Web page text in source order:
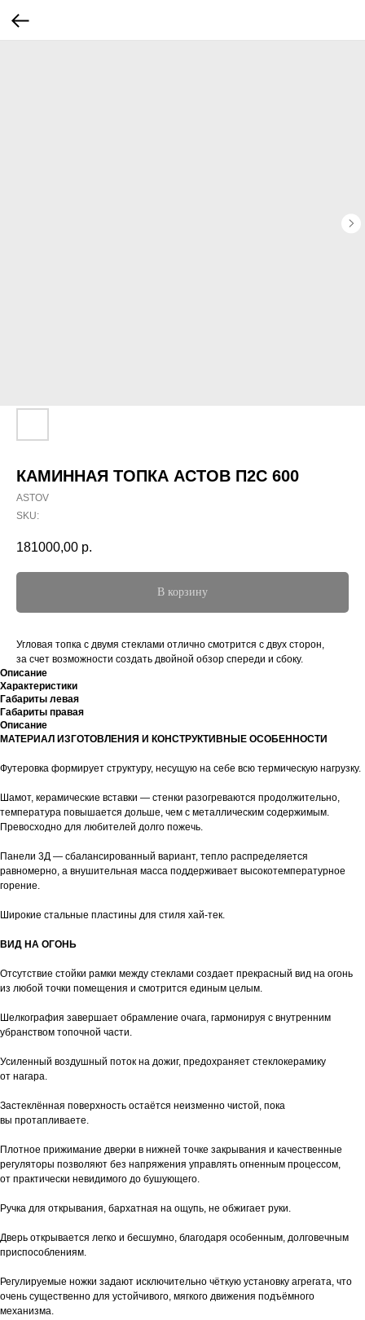
КАМИННАЯ ТОПКА АСТОВ П2С 600
ASTOV
SKU:
181000,00 р.
В корзину
Угловая топка с двумя стеклами отлично смотрится с двух сторон,
за счет возможности создать двойной обзор спереди и сбоку.
Описание
Характеристики
Габариты левая
Габариты правая
Описание
МАТЕРИАЛ ИЗГОТОВЛЕНИЯ И КОНСТРУКТИВНЫЕ ОСОБЕННОСТИ
Футеровка формирует структуру, несущую на себе всю термическую нагрузку.
Шамот, керамические вставки — стенки разогреваются продолжительно,
температура повышается дольше, чем с металлическим содержимым.
Превосходно для любителей долго пожечь.
Панели 3Д — сбалансированный вариант, тепло распределяется
равномерно, а внушительная масса поддерживает высокотемпературное
горение.
Широкие стальные пластины для стиля хай-тек.
ВИД НА ОГОНЬ
Отсутствие стойки рамки между стеклами создает прекрасный вид на огонь
из любой точки помещения и смотрится единым целым.
Шелкография завершает обрамление очага, гармонируя с внутренним
убранством топочной части.
Усиленный воздушный поток на дожиг, предохраняет стеклокерамику
от нагара.
Застеклённая поверхность остаётся неизменно чистой, пока
вы протапливаете.
Плотное прижимание дверки в нижней точке закрывания и качественные
регуляторы позволяют без напряжения управлять огненным процессом,
от практически невидимого до бушующего.
Ручка для открывания, бархатная на ощупь, не обжигает руки.
Дверь открывается легко и бесшумно, благодаря особенным, долговечным
приспособлениям.
Регулируемые ножки задают исключительно чёткую установку агрегата, что
очень существенно для устойчивого, мягкого движения подъёмного
механизма.